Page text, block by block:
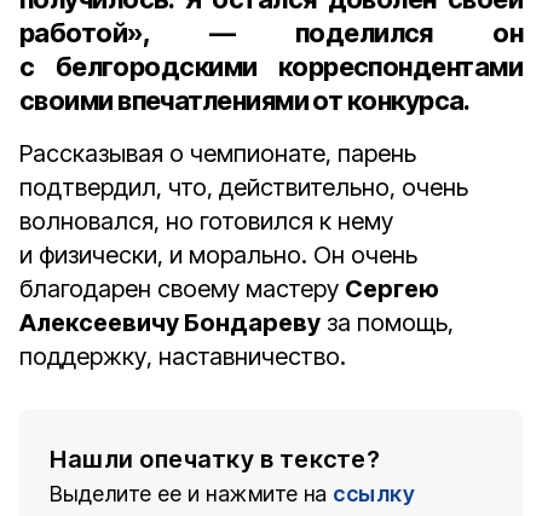
работой», — поделился он
с белгородскими корреспондентами
своими впечатлениями от конкурса.
Рассказывая о чемпионате, парень
подтвердил, что, действительно, очень
волновался, но готовился к нему
и физически, и морально. Он очень
благодарен своему мастеру Сергею
Алексеевичу Бондареву за помощь,
поддержку, наставничество.
Нашли опечатку в тексте?
Выделите ее и нажмите на ссылку